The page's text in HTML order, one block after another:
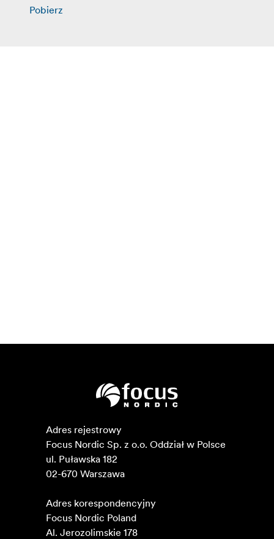
Pobierz
Adres rejestrowy
Focus Nordic Sp. z o.o. Oddział w Polsce
ul. Puławska 182
02-670 Warszawa
Adres korespondencyjny
Focus Nordic Poland
Al. Jerozolimskie 178